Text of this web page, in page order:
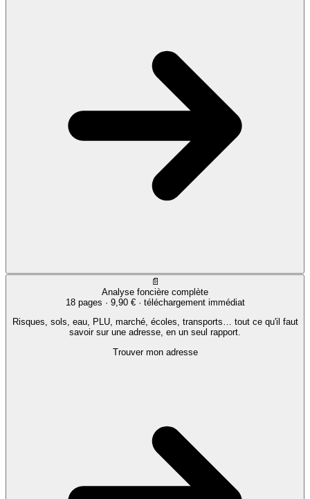
📄
Analyse foncière complète
18 pages · 9,90 €· téléchargement immédiat
Risques, sols, eau, PLU, marché, écoles, transports… tout ce qu'il faut
savoir sur une adresse, en un seul rapport.
Trouver mon adresse